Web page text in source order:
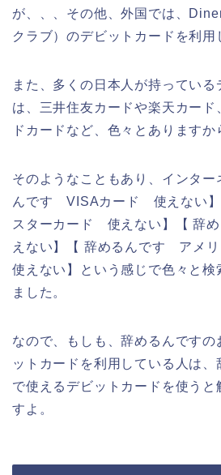
が、、、その他、外国では、
クラブ）のデビットカードを利用
また、多くの日本人が持っている
は、三井住友カードや楽天カード
ドカードなど、色々とありますか
そのようなこともあり、インター
んです VISAカード 使えない
スターカード 使えない】【 辞
えない】【 辞めるんです アメ
使えない】という感じで色々と検
ました。
なので、もしも、辞めるんですの
ットカードを利用している人は
で使えるデビットカードを使うと
すよ。